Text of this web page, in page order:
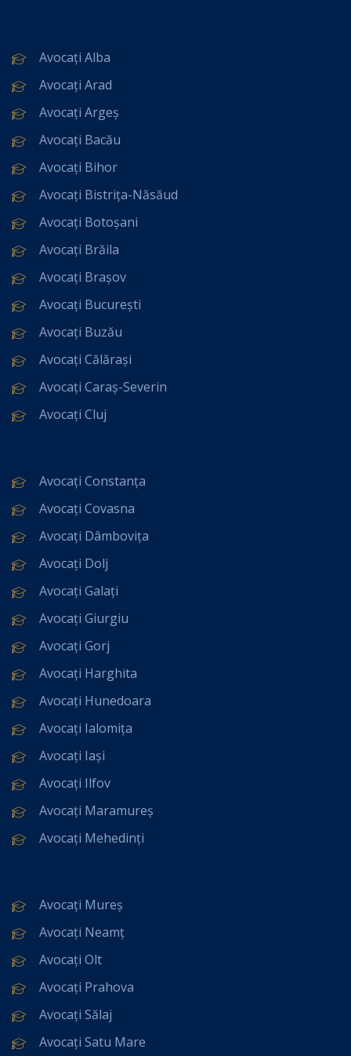
Avocați Alba
Avocați Arad
Avocați Argeș
Avocați Bacău
Avocați Bihor
Avocați Bistrița-Năsăud
Avocați Botoșani
Avocați Brăila
Avocați Brașov
Avocați București
Avocați Buzău
Avocați Călărași
Avocați Caraș-Severin
Avocați Cluj
Avocați Constanța
Avocați Covasna
Avocați Dâmbovița
Avocați Dolj
Avocați Galați
Avocați Giurgiu
Avocați Gorj
Avocați Harghita
Avocați Hunedoara
Avocați Ialomița
Avocați Iași
Avocați Ilfov
Avocați Maramureș
Avocați Mehedinți
Avocați Mureș
Avocați Neamț
Avocați Olt
Avocați Prahova
Avocați Sălaj
Avocați Satu Mare